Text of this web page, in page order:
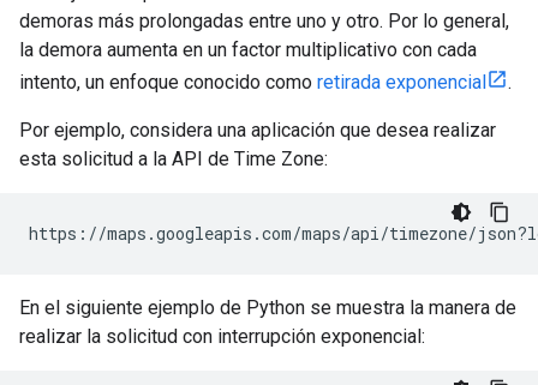
demoras más prolongadas entre uno y otro. Por lo general,
la demora aumenta en un factor multiplicativo con cada
intento, un enfoque conocido como retirada exponencial .
Por ejemplo, considera una aplicación que desea realizar
esta solicitud a la API de Time Zone:
https://maps.googleapis.com/maps/api/timezone/
En el siguiente ejemplo de Python se muestra la manera de
realizar la solicitud con interrupción exponencial: